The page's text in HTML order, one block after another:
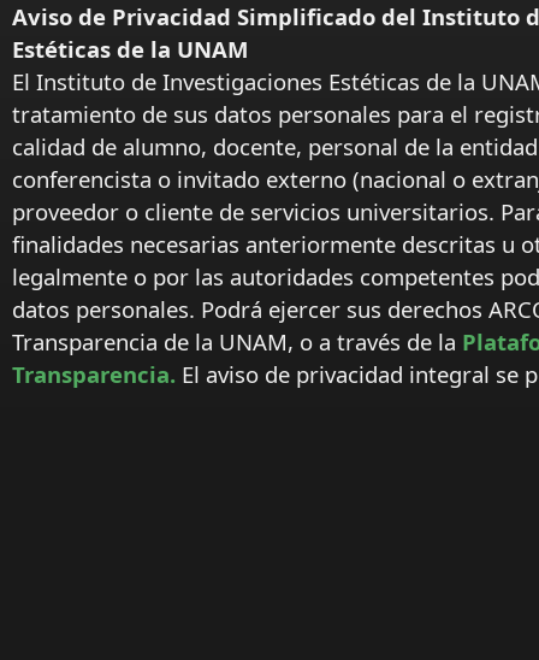
Aviso de Privacidad Simplificado del Instituto
Estéticas de la UNAM
El Instituto de Investigaciones Estéticas de la
tratamiento de sus datos personales para el
calidad de alumno, docente, personal de la
conferencista o invitado externo (nacional o
proveedor o cliente de servicios universitarios.
finalidades necesarias anteriormente descritas u
legalmente o por las autoridades competentes
datos personales. Podrá ejercer sus derechos
Transparencia de la UNAM, o a través de la
Transparencia. El aviso de privacidad integral se